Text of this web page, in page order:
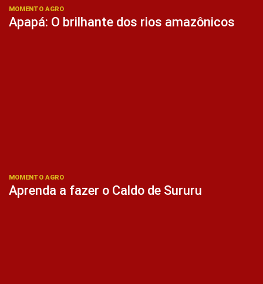
MOMENTO AGRO
Apapá: O brilhante dos rios amazônicos
MOMENTO AGRO
Aprenda a fazer o Caldo de Sururu